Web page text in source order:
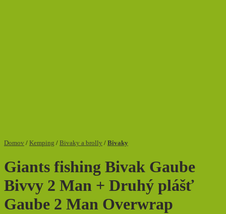
Domov / Kemping / Bivaky a brolly / Bivaky
Giants fishing Bivak Gaube
Bivvy 2 Man + Druhý plášť
Gaube 2 Man Overwrap